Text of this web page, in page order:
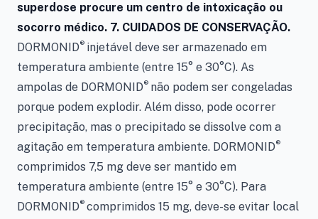
superdose procure um centro de intoxicação ou
socorro médico. 7. CUIDADOS DE CONSERVAÇÃO.
DORMONID® injetável deve ser armazenado em
temperatura ambiente (entre 15° e 30°C). As
ampolas de DORMONID® não podem ser congeladas
porque podem explodir. Além disso, pode ocorrer
precipitação, mas o precipitado se dissolve com a
agitação em temperatura ambiente. DORMONID®
comprimidos 7,5 mg deve ser mantido em
temperatura ambiente (entre 15° e 30°C). Para
DORMONID® comprimidos 15 mg, deve-se evitar local